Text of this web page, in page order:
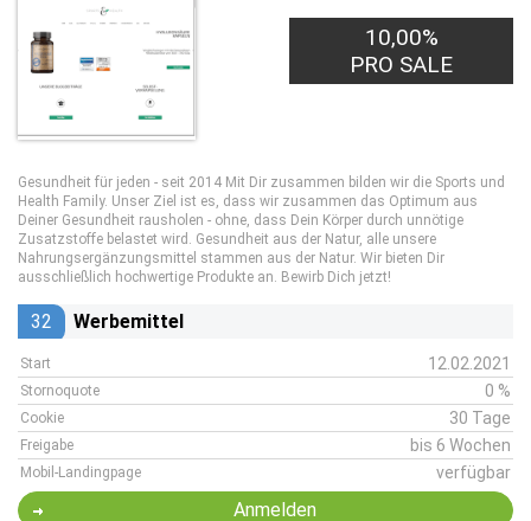
10,00%
PRO SALE
Gesundheit für jeden - seit 2014 Mit Dir zusammen bilden wir die Sports und
Health Family. Unser Ziel ist es, dass wir zusammen das Optimum aus
Deiner Gesundheit rausholen - ohne, dass Dein Körper durch unnötige
Zusatzstoffe belastet wird. Gesundheit aus der Natur, alle unsere
Nahrungsergänzungsmittel stammen aus der Natur. Wir bieten Dir
ausschließlich hochwertige Produkte an. Bewirb Dich jetzt!
32 Werbemittel
Start 12.02.2021
Stornoquote 0 %
Cookie 30 Tage
Freigabe bis 6 Wochen
Mobil-Landingpage verfügbar
Anmelden